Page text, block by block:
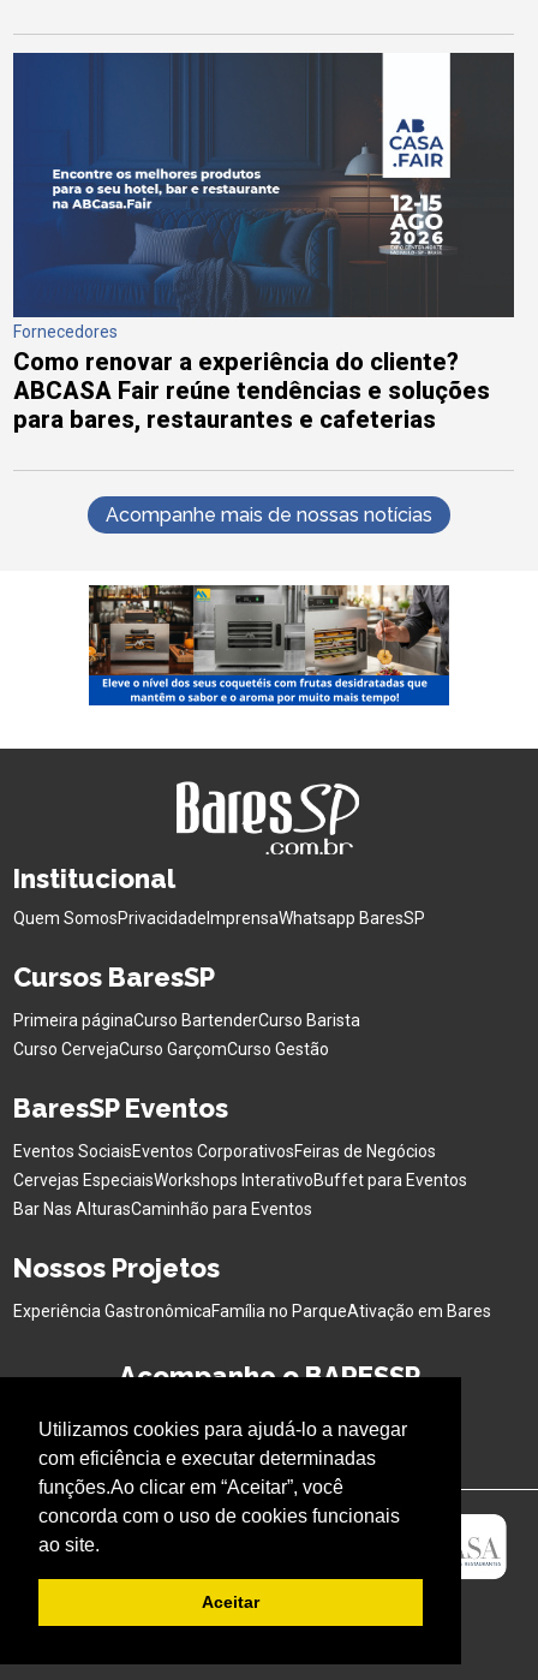
Utilizamos cookies para ajudá-lo a navegar
com eficiência e executar determinadas
funções.Ao clicar em “Aceitar”, você
concorda com o uso de cookies funcionais
ao site.
Aceitar
Fornecedores
Como renovar a experiência do cliente?
ABCASA Fair reúne tendências e soluções
para bares, restaurantes e cafeterias
Acompanhe mais de nossas notícias
Institucional
Quem SomosPrivacidade ImprensaWhatsapp BaresSP
Cursos BaresSP
Primeira páginaCurso BartenderCurso Barista
Curso CervejaCurso GarçomCurso Gestão
BaresSP Eventos
Eventos SociaisEventos CorporativosFeiras de Negócios
Cervejas EspeciaisWorkshops InterativoBuffet para Eventos
Bar Nas AlturasCaminhão para Eventos
Nossos Projetos
Experiência GastronômicaFamília no ParqueAtivação em Bares
Acompanhe o BARESSP